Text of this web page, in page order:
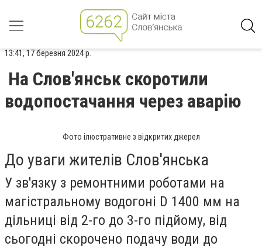
13:41, 17 березня 2024 р.
На Слов'янськ скоротили
водопостачання через аварію
Фото ілюстративне з відкритих джерел
До уваги жителів Слов'янська
У зв'язку з ремонтними роботами на
магістральному водогоні D 1400 мм на
дільниці від 2-го до 3-го підйому, від
сьогодні скорочено подачу води до